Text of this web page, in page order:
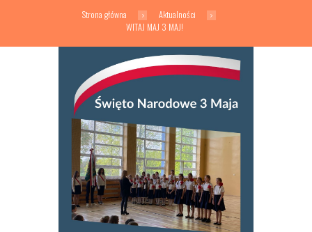
Strona główna
Aktualności
WITAJ MAJ 3 MAJ!